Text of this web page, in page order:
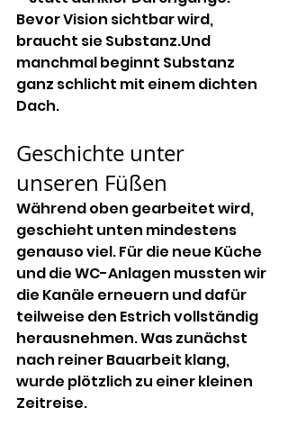
Bevor Vision sichtbar wird,
braucht sie Substanz.Und
manchmal beginnt Substanz
ganz schlicht mit einem dichten
Dach.
Geschichte unter
unseren Füßen
Während oben gearbeitet wird,
geschieht unten mindestens
genauso viel. Für die neue Küche
und die WC-Anlagen mussten wir
die Kanäle erneuern und dafür
teilweise den Estrich vollständig
herausnehmen. Was zunächst
nach reiner Bauarbeit klang,
wurde plötzlich zu einer kleinen
Zeitreise.